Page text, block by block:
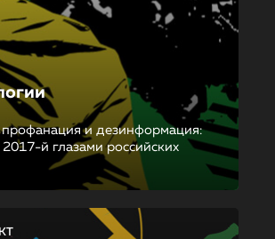
и дезинформация:
й глазами российских